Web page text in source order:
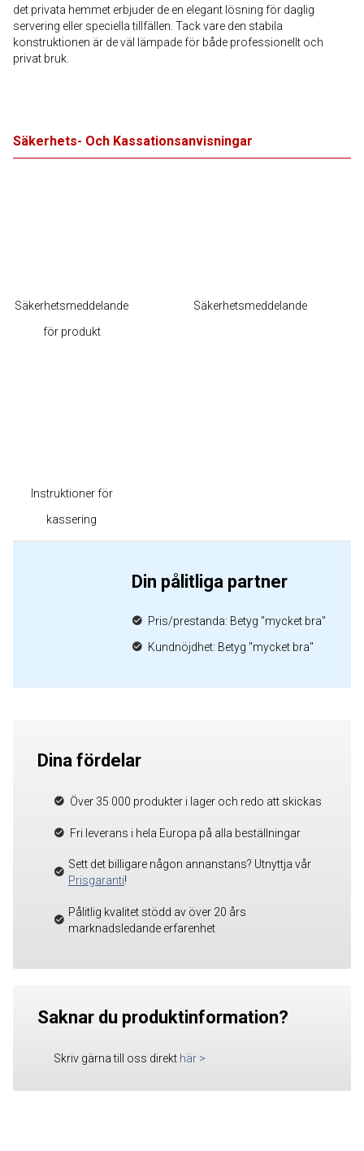
det privata hemmet erbjuder de en elegant lösning för daglig
servering eller speciella tillfällen. Tack vare den stabila
konstruktionen är de väl lämpade för både professionellt och
privat bruk.
Säkerhets- Och Kassationsanvisningar
Säkerhetsmeddelande
för produkt
Säkerhetsmeddelande
Instruktioner för
kassering
Din pålitliga partner
Pris/prestanda: Betyg "mycket bra"
Kundnöjdhet: Betyg "mycket bra"
Dina fördelar
Över 35 000 produkter i lager och redo att skickas
Fri leverans i hela Europa på alla beställningar
Sett det billigare någon annanstans? Utnyttja vår
Prisgaranti!
Pålitlig kvalitet stödd av över 20 års
marknadsledande erfarenhet
Saknar du produktinformation?
Skriv gärna till oss direkt här >